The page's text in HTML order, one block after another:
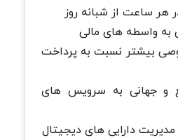
هر ساعت از شبانه روز
واسطه های مالی
بیشتر نسبت به پرداخت
و جهانی به سرویس های
دارایی های دیجیتال